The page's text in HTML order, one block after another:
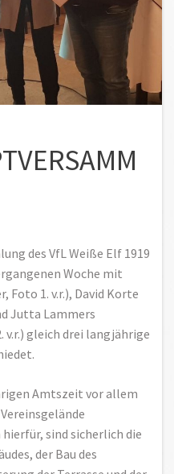
des VfL Weiße Elf 1919
Woche mit
Foto 1. v.r.), David Korte
Jutta Lammers
v.r.) gleich drei langjährige
Amtszeit vor allem
sind sicherlich die
der Bau des